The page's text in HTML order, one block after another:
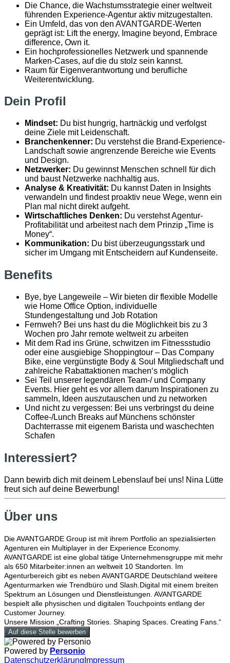
Die Chance, die Wachstumsstrategie einer weltweit
führenden Experience-Agentur aktiv mitzugestalten.
Ein Umfeld, das von den AVANTGARDE-Werten
geprägt ist: Lift the energy, Imagine beyond, Embrace
difference, Own it.
Ein hochprofessionelles Netzwerk und spannende
Marken-Cases, auf die du stolz sein kannst.
Raum für Eigenverantwortung und berufliche
Weiterentwicklung.
Dein Profil
Mindset: Du bist hungrig, hartnäckig und verfolgst
deine Ziele mit Leidenschaft.
Branchenkenner: Du verstehst die Brand-Experience-
Landschaft sowie angrenzende Bereiche wie Events
und Design.
Netzwerker: Du gewinnst Menschen schnell für dich
und baust Netzwerke nachhaltig aus.
Analyse & Kreativität: Du kannst Daten in Insights
verwandeln und findest proaktiv neue Wege, wenn ein
Plan mal nicht direkt aufgeht.
Wirtschaftliches Denken: Du verstehst Agentur-
Profitabilität und arbeitest nach dem Prinzip „Time is
Money“.
Kommunikation: Du bist überzeugungsstark und
sicher im Umgang mit Entscheidern auf Kundenseite.
Benefits
Bye, bye Langeweile – Wir bieten dir flexible Modelle
wie Home Office Option, individuelle
Stundengestaltung und Job Rotation
Fernweh? Bei uns hast du die Möglichkeit bis zu 3
Wochen pro Jahr remote weltweit zu arbeiten
Mit dem Rad ins Grüne, schwitzen im Fitnessstudio
oder eine ausgiebige Shoppingtour – Das Company
Bike, eine vergünstigte Body & Soul Mitgliedschaft und
zahlreiche Rabattaktionen machen‘s möglich
Sei Teil unserer legendären Team-/ und Company
Events. Hier geht es vor allem darum Inspirationen zu
sammeln, Ideen auszutauschen und zu networken
Und nicht zu vergessen: Bei uns verbringst du deine
Coffee-/Lunch Breaks auf Münchens schönster
Dachterrasse mit eigenem Barista und waschechten
Schafen
Interessiert?
Dann bewirb dich mit deinem Lebenslauf bei uns! Nina Lütte
freut sich auf deine Bewerbung!
Über uns
Die AVANTGARDE Group ist mit ihrem Portfolio an spezialisierten
Agenturen ein Multiplayer in der Experience Economy.
AVANTGARDE ist eine global tätige Unternehmensgruppe mit mehr
als 650 Mitarbeiter:innen an weltweit 10 Standorten. Im
Agenturbereich gibt es neben AVANTGARDE Deutschland weitere
Agenturmarken wie Trendbüro und Slash.Digital mit einem breiten
Spektrum an Lösungen und Dienstleistungen. AVANTGARDE
bespielt alle physischen und digitalen Touchpoints entlang der
Customer Journey.
Unsere Mission „Crafting Stories. Shaping Spaces. Creating Fans.“
Auf diese Stelle bewerben
Powered by Personio
Datenschutzerklärung Impressum